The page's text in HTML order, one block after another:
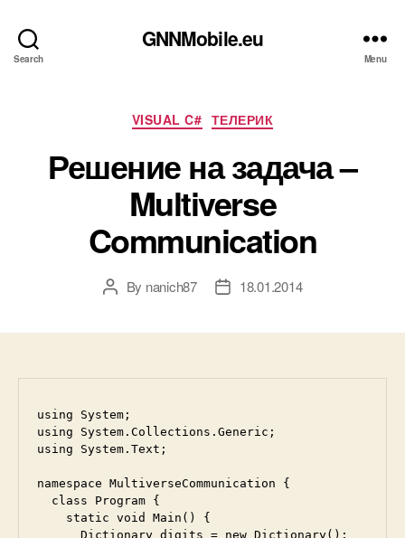
Search
GNNMobile.eu
Menu
Categories
VISUAL C# ТЕЛЕРИК
Решение на задача –
Multiverse
Communication
PostBy nanich87
Post18.01.2014
using System;
using System.Collections.Generic;
using System.Text;
namespace MultiverseCommunication {